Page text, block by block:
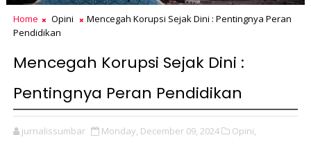
Home Opini
Mencegah Korupsi Sejak Dini : Pentingnya Peran
Pendidikan
Mencegah Korupsi Sejak Dini :
Pentingnya Peran Pendidikan
jurnalissumbar Monday, December 09, 2024 Opini,